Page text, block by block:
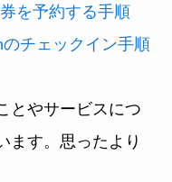
を予約する手順
チェックイン手順
とやサービスにつ
ます。思ったより